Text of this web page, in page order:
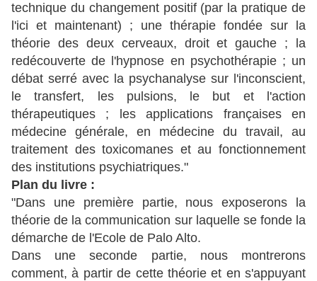
technique du changement positif (par la pratique de
l'ici et maintenant) ; une thérapie fondée sur la
théorie des deux cerveaux, droit et gauche ; la
redécouverte de l'hypnose en psychothérapie ; un
débat serré avec la psychanalyse sur l'inconscient,
le transfert, les pulsions, le but et l'action
thérapeutiques ; les applications françaises en
médecine générale, en médecine du travail, au
traitement des toxicomanes et au fonctionnement
des institutions psychiatriques."
Plan du livre :
"Dans une première partie, nous exposerons la
théorie de la communication sur laquelle se fonde la
démarche de l'Ecole de Palo Alto.
Dans une seconde partie, nous montrerons
comment, à partir de cette théorie et en s'appuyant